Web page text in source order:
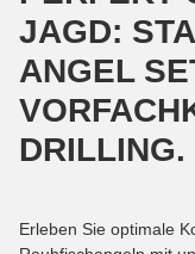
JAGD:
ANGEL
DRILLING.
Erleben Sie optimale